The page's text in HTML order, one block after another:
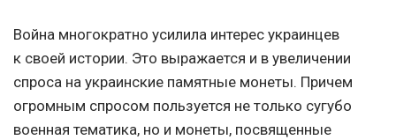
Война многократно усилила интерес украинцев
к своей истории. Это выражается и в увеличении
спроса на украинские памятные монеты. Причем
огромным спросом пользуется не только сугубо
военная тематика, но и монеты, посвященные